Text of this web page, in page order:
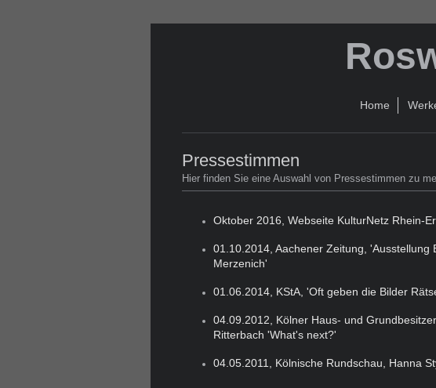
Home
Pressestimmen
Hier finden Sie eine Auswahl von Pressestimmen zu
Oktober 2016, Webseite KulturNetz Rhein-
01.10.2014, Aachener Zeitung, 'Ausstellung
Merzenich'
01.06.2014, KStA, 'Oft geben die Bilder
04.09.2012, Kölner Haus- und
Ritterbach 'What's next?'
04.05.2011, Kölnische Rundschau, Hanna